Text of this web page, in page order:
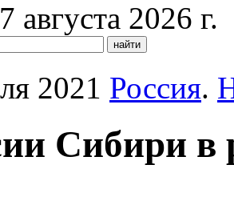
августа 2026 г.
2021 Россия.
Сибири в